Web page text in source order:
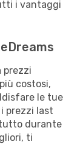
i vantaggi
prezzi
costosi,
le tue
prezzi last
durante
ti